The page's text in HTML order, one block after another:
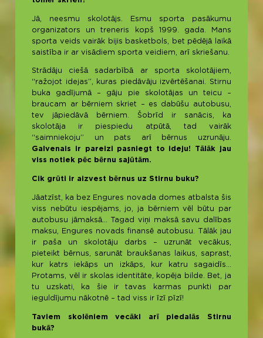
Jā, neesmu skolotājs. Esmu sporta pasākumu
organizators un treneris kopš 1999. gada. Mans
sporta veids vairāk bijis basketbols, bet pēdējā laikā
saistība ir ar visādiem sporta veidiem, arī skriešanu.
Strādāju ciešā sadarbībā ar sporta skolotājiem,
“ražojot idejas”, kuras piedāvāju izvērtēšanai. Stirnu
buka gadījumā – gāju pie skolotājas un teicu –
braucam ar bērniem skriet – es dabūšu autobusu,
tev jāpiedāvā bērniem. Šobrīd ir sanācis, ka
skolotāja ir piespiedu atpūtā, tad vairāk
“saimniekoju” un pats arī bērnus uzrunāju.
Galvenais ir pareizi pasniegt to ideju! Tālāk jau
viss notiek pēc bērnu sajūtām.
Cik grūti ir aizvest bērnus uz Stirnu buku?
Jāatzīst, ka bez Engures novada domes atbalsta šis
viss nebūtu iespējams, jo, ja bērniem vēl būtu par
autobusu jāmaksā… Tagad viņi maksā savu dalības
maksu, Engures novads finansē autobusu. Tālāk jau
ir paša un skolotāju darbs – uzrunāt vecākus,
pieteikt bērnus, sarunāt braukšanas laikus, saprast,
kur katrs iekāps un izkāps, kur katru sagaidīs…
Protams, vēl ir skolas identitāte, kopēja bilde. Bet, ja
tu uzskati, ka šie ir tavas karmas punkti par
ieguldījumu nākotnē – tad viss ir īzī pīzī!
Taviem skolēniem vecāki arī piedalās Stirnu
bukā?